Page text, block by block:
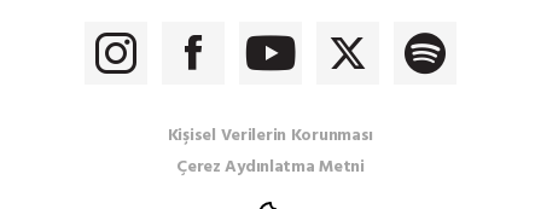
Kişisel Verilerin Korunması
Çerez Aydınlatma Metni